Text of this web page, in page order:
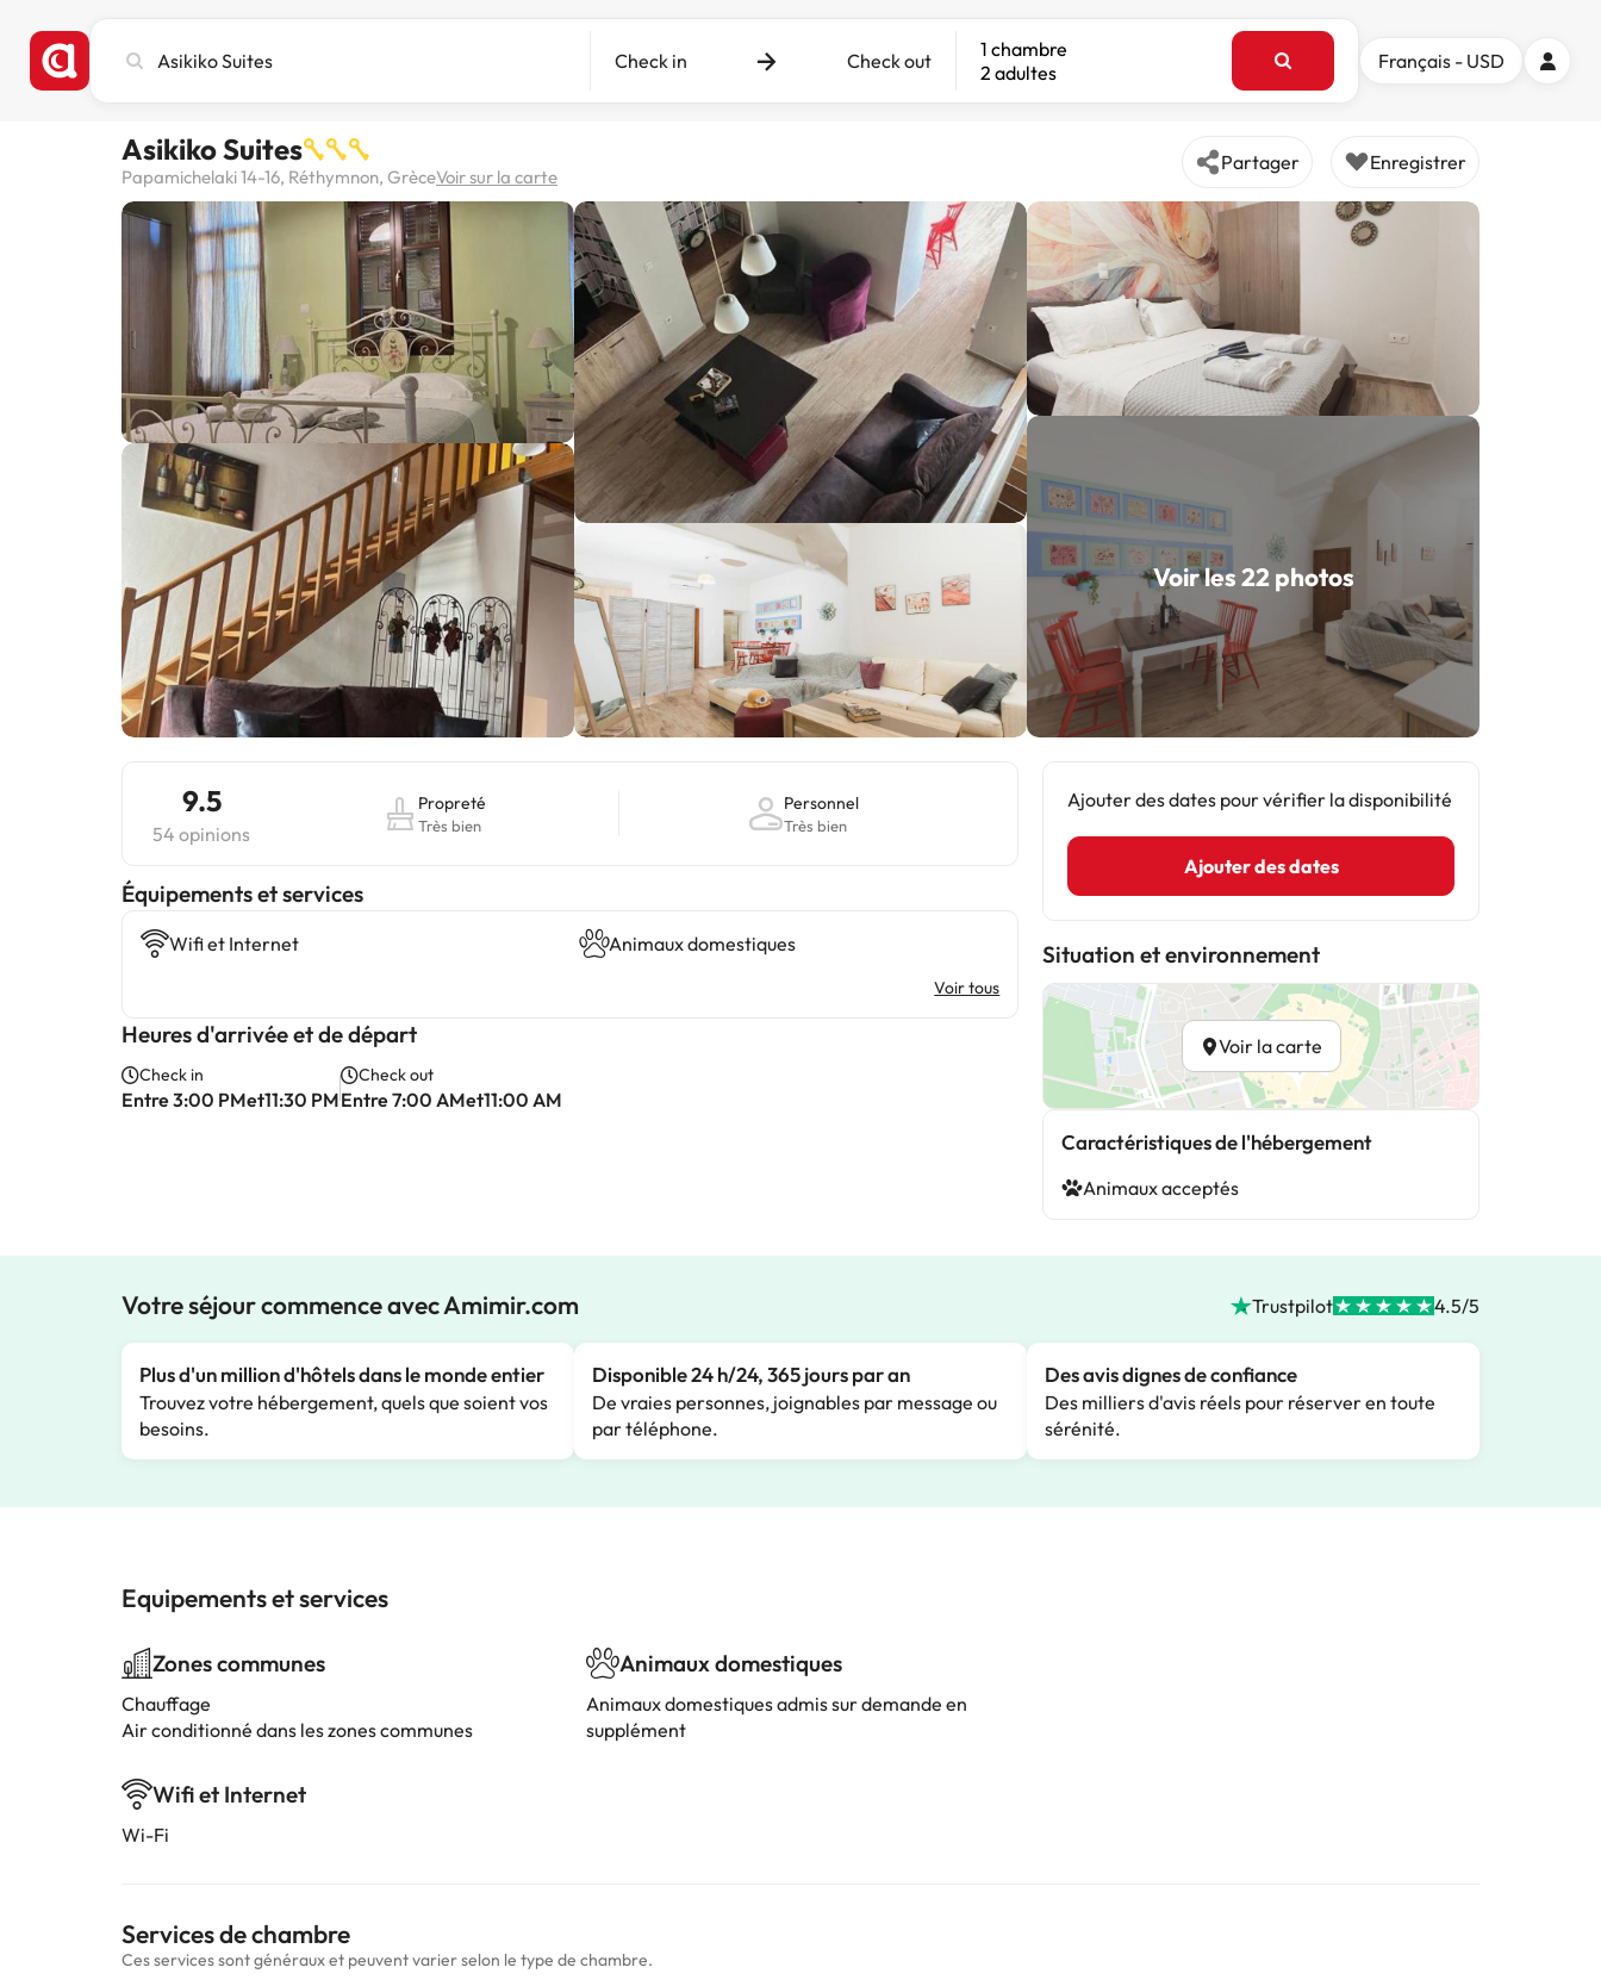
une
hôtel
ou
une
destination
Check in Check out
1 chambre
2 adultes
Français - USD
Asikiko Suites
Papamichelaki 14-16, Réthymnon, GrèceVoir sur la carte
Partager Enregistrer
Voir les 22 photos
9.5
54 opinions
Propreté
Très bien
Personnel
Très bien
​Équipements et services
Wifi et Internet Animaux domestiques
Voir tous
Heures d'arrivée et de départ
Check in
Entre 3:00 PMet11:30 PM
Check out
Entre 7:00 AMet11:00 AM
Ajouter des dates pour vérifier la disponibilité
Ajouter des dates
Situation et environnement
Voir la carte
Caractéristiques de l'hébergement
Animaux acceptés
Votre séjour commence avec Amimir.com Trustpilot 4.5/5
Plus d'un million d'hôtels dans le monde entier
Trouvez votre hébergement, quels que soient vos
besoins.
Disponible 24 h/24, 365 jours par an
De vraies personnes, joignables par message ou
par téléphone.
Des avis dignes de confiance
Des milliers d'avis réels pour réserver en toute
sérénité.
Equipements et services
Zones communes
Chauffage
Air conditionné dans les zones communes
Wifi et Internet
Wi-Fi
Animaux domestiques
Animaux domestiques admis sur demande en
supplément
Services de chambre
Ces services sont généraux et peuvent varier selon le type de chambre.